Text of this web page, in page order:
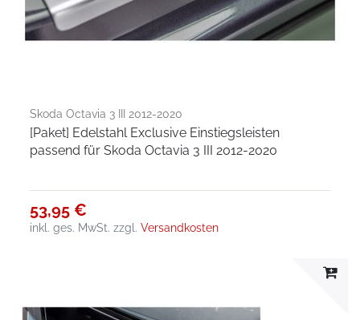
Skoda Octavia 3 III 2012-2020
[Paket] Edelstahl Exclusive Einstiegsleisten
passend für Skoda Octavia 3 III 2012-2020
53,95 €
inkl. ges. MwSt. zzgl.Versandkosten